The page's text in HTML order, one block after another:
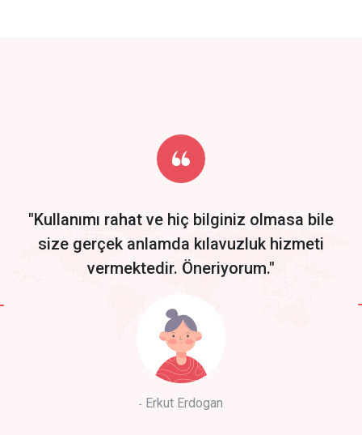
Start by trying our service for 30 days free trial no credit card
required.
"Kullanımı rahat ve hiç bilginiz olmasa bile
size gerçek anlamda kılavuzluk hizmeti
vermektedir. Öneriyorum."
Erkut Erdogan